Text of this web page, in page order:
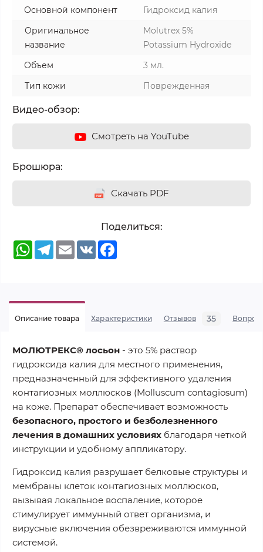
Основной компонент
Гидроксид калия
Оригинальное
название
Molutrex 5%
Potassium Hydroxide
Объем
3 мл.
Тип кожи
Поврежденная
Видео-обзор:
Смотреть на YouTube
Брошюра:
Скачать PDF
Поделиться:
WhatsApp
Telegram
EmailVK
Описание товара Характеристики Отзывов 35
МОЛЮТРЕКС® лосьон - это 5% раствор
гидроксида калия для местного применения,
предназначенный для эффективного удаления
контагиозных моллюсков (Molluscum contagiosum)
на коже. Препарат обеспечивает возможность
безопасного, простого и безболезненного
лечения в домашних условиях благодаря четкой
инструкции и удобному аппликатору.
Гидроксид калия разрушает белковые структуры и
мембраны клеток контагиозных моллюсков,
вызывая локальное воспаление, которое
стимулирует иммунный ответ организма, и
вирусные включения обезвреживаются иммунной
системой.